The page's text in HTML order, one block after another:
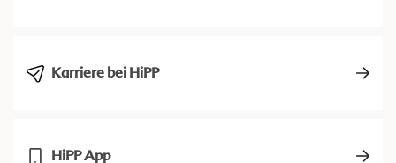
Karriere bei HiPP
HiPP App